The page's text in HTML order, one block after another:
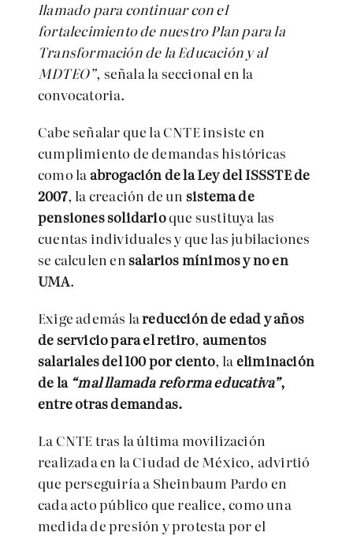
llamado para continuar con el
fortalecimiento de nuestro Plan para la
Transformación de la Educación y al
MDTEO”, señala la seccional en la
convocatoria.
Cabe señalar que la CNTE insiste en
cumplimiento de demandas históricas
como la abrogación de la Ley del ISSSTE de
2007, la creación de un sistema de
pensiones solidarioque sustituya las
cuentas individuales y que las jubilaciones
se calculen ensalarios mínimos y no en
UMA.
Exige además lareducción de edad y años
de servicio para el retiro, aumentos
salariales del 100 por ciento, laeliminación
de la “mal llamada reforma educativa”,
entre otras demandas.
La CNTE tras la última movilización
realizada en la Ciudad de México, advirtió
que perseguiría a Sheinbaum Pardo en
cada acto público que realice, como una
medida de presión y protesta por el